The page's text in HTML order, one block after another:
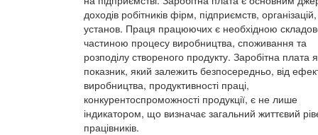
доходів робітників фірм, підприємств, організацій,
установ. Праця працюючих є необхідною
частиною процесу виробництва, споживання та
розподілу створеного продукту. Заробітна плата
показник, який залежить безпосередньо, від
виробництва, продуктивності праці,
конкурентоспроможності продукції, є не лише
індикатором, що визначає загальний життєвий
працівників.